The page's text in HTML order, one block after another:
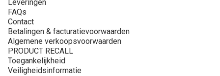
Leveringen
FAQs
Contact
Betalingen & facturatievoorwaarden
Algemene verkoopsvoorwaarden
PRODUCT RECALL
Toegankelijkheid
Veiligheidsinformatie